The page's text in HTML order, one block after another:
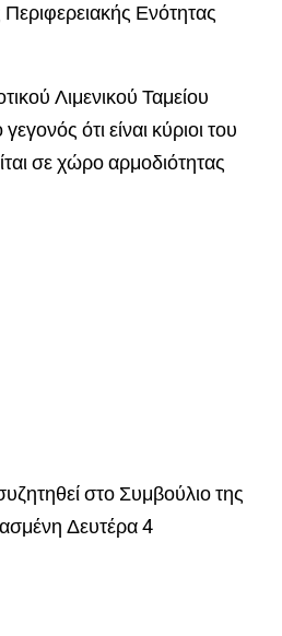
Ενότητας
Λιμενικού Ταμείου
ότι είναι κύριοι του
σε χώρο αρμοδιότητας
στο Συμβούλιο της
Δευτέρα 4